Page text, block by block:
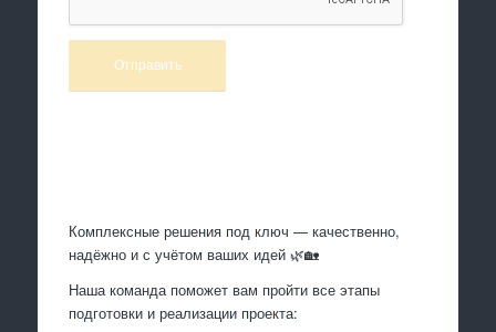
Комплексные решения под ключ — качественно,
надёжно и с учётом ваших идей 🌿🏡
Наша команда поможет вам пройти все этапы
подготовки и реализации проекта: